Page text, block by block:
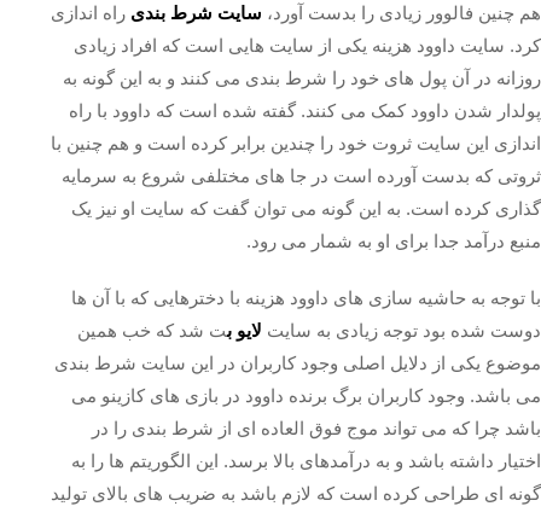
هم چنین فالوور زیادی را بدست آورد، سایت شرط بندی راه اندازی
کرد. سایت داوود هزینه یکی از سایت هایی است که افراد زیادی
روزانه در آن پول های خود را شرط بندی می کنند و به این گونه به
پولدار شدن داوود کمک می کنند. گفته شده است که داوود با راه
اندازی این سایت ثروت خود را چندین برابر کرده است و هم چنین با
ثروتی که بدست آورده است در جا های مختلفی شروع به سرمایه
گذاری کرده است. به این گونه می توان گفت که سایت او نیز یک
منبع درآمد جدا برای او به شمار می رود.
با توجه به حاشیه سازی های داوود هزینه با دخترهایی که با آن ها
دوست شده بود توجه زیادی به سایت لایو بت شد که خب همین
موضوع یکی از دلایل اصلی وجود کاربران در این سایت شرط بندی
می باشد. وجود کاربران برگ برنده داوود در بازی های کازینو می
باشد چرا که می تواند موج فوق العاده ای از شرط بندی را در
اختیار داشته باشد و به درآمدهای بالا برسد. این الگوریتم ها را به
گونه ای طراحی کرده است که لازم باشد به ضریب های بالای تولید